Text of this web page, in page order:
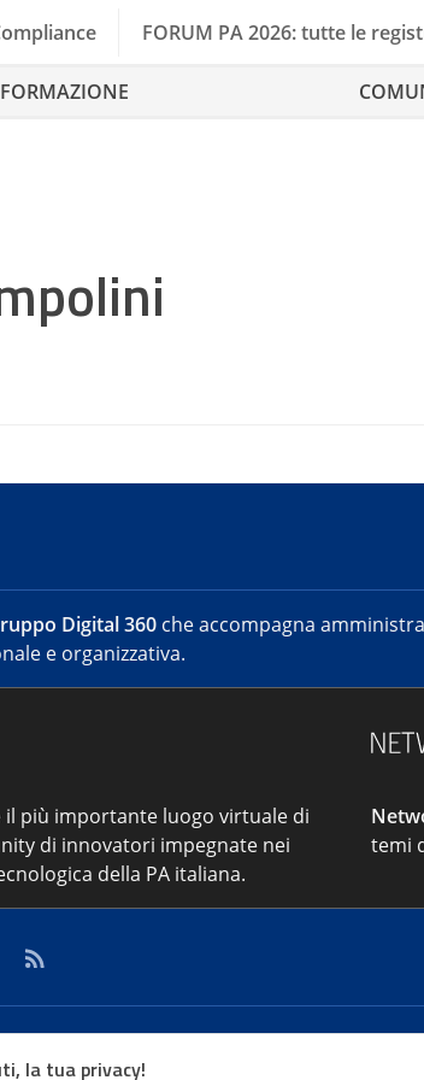
FORUM PA 2026: tutte le
FORMAZIONE
Digital 360 che accompagna
e organizzativa.
il più importante luogo virtuale di
di innovatori impegnate nei
della PA italiana.
temi
la tua privacy!